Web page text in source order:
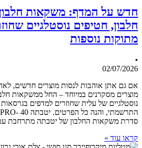
חלבון, חטיפים נוסטלגיים
מתוקות נוספות
•
02/07/2026
אם גם אתן אוהבות לנסות מוצרים חדשים,
מוצרים מסקרנים במיוחד – החל ממשקאות
נוסטלגיים של עלית שחוזרים למדפים
סדרת משקאות החלבון של יטבתה מתרחבת
קראו עוד »